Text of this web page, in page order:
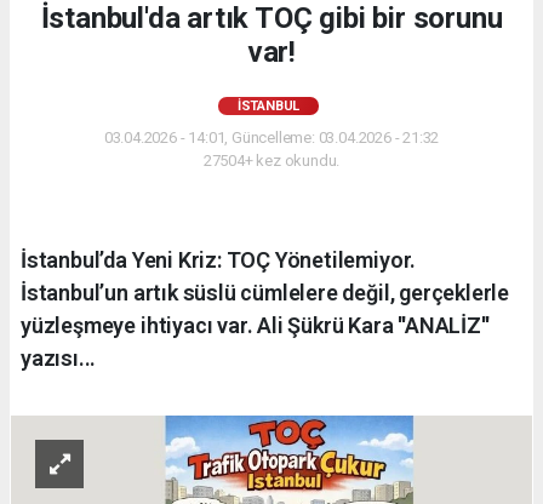
İstanbul'da artık TOÇ gibi bir sorunu
var!
İSTANBUL
03.04.2026 - 14:01, Güncelleme: 03.04.2026 - 21:32
27504+ kez okundu.
İstanbul’da Yeni Kriz: TOÇ Yönetilemiyor.
İstanbul’un artık süslü cümlelere değil, gerçeklerle
yüzleşmeye ihtiyacı var. Ali Şükrü Kara ''ANALİZ''
yazısı...